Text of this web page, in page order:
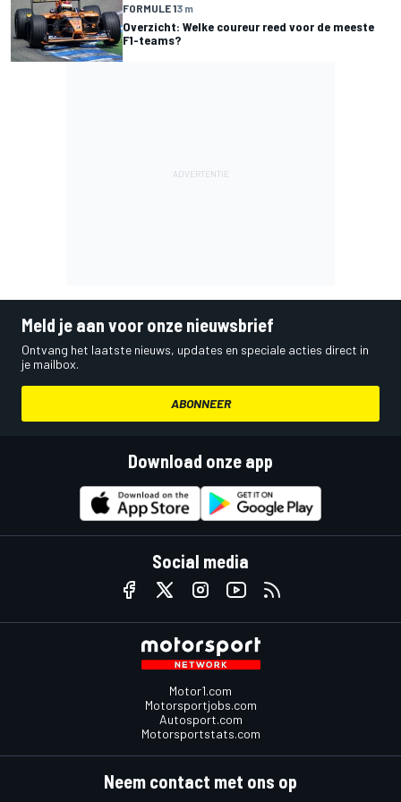
FORMULE 13 m
Overzicht: Welke coureur reed voor de meeste
F1-teams?
Meld je aan voor onze nieuwsbrief
Ontvang het laatste nieuws, updates en speciale acties direct in
je mailbox.
ABONNEER
Download onze app
Social media
Motor1.com
Motorsportjobs.com
Autosport.com
Motorsportstats.com
Neem contact met ons op